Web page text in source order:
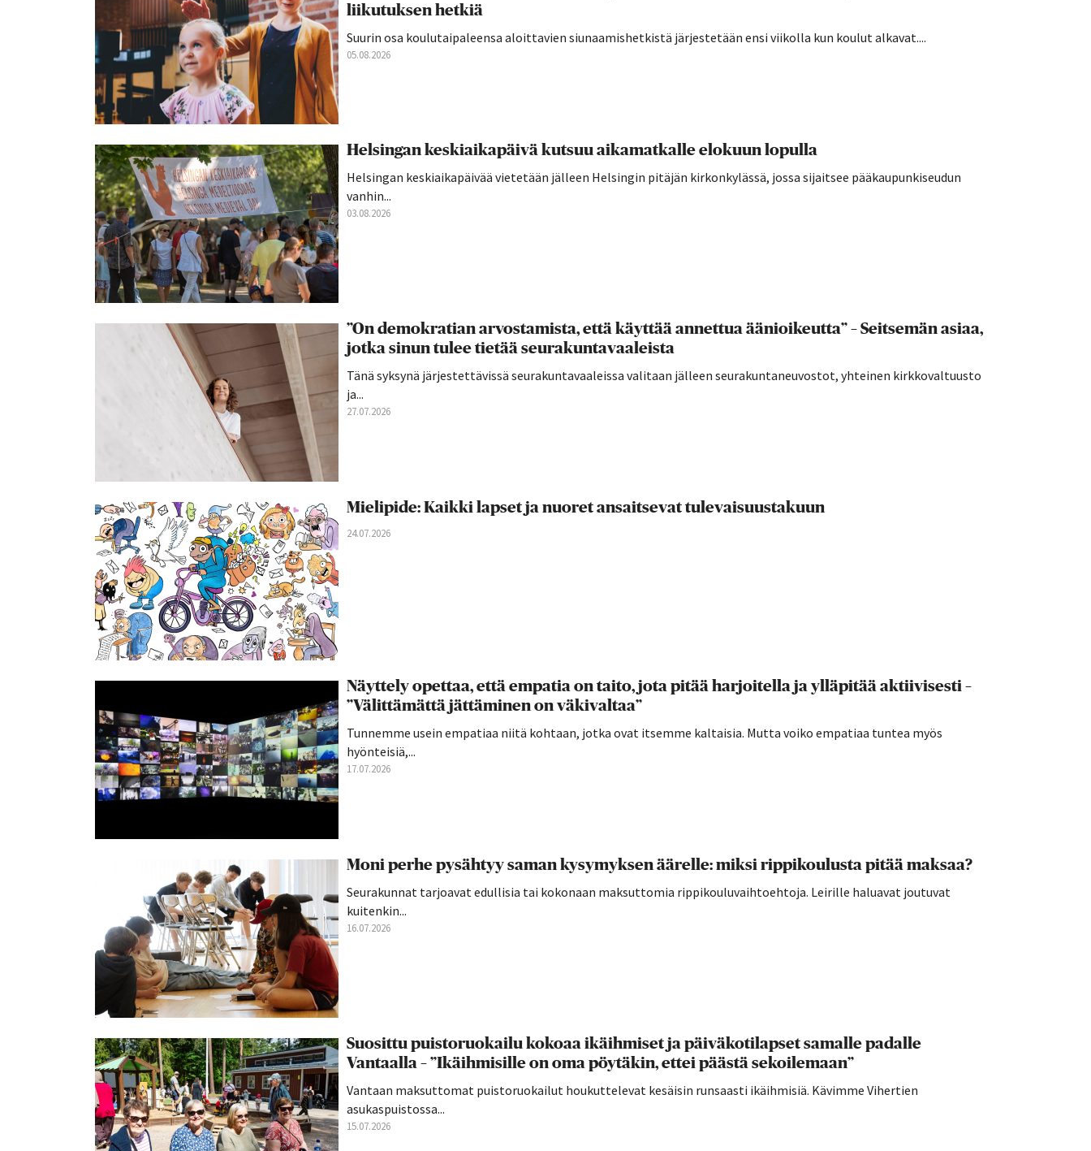
liikutuksen hetkiä
Suurin osa koulutaipaleensa aloittavien siunaamishetkistä järjestetään ensi viikolla kun koulut alkavat....
05.08.2026
Helsingan keskiaikapäivä kutsuu aikamatkalle elokuun lopulla
Helsingan keskiaikapäivää vietetään jälleen Helsingin pitäjän kirkonkylässä, jossa sijaitsee pääkaupunkiseudun
vanhin...
03.08.2026
”On demokratian arvostamista, että käyttää annettua äänioikeutta” – Seitsemän asiaa,
jotka sinun tulee tietää seurakuntavaaleista
Tänä syksynä järjestettävissä seurakuntavaaleissa valitaan jälleen seurakuntaneuvostot, yhteinen kirkkovaltuusto
ja...
27.07.2026
Mielipide: Kaikki lapset ja nuoret ansaitsevat tulevaisuustakuun
24.07.2026
Näyttely opettaa, että empatia on taito, jota pitää harjoitella ja ylläpitää aktiivisesti –
”Välittämättä jättäminen on väkivaltaa”
Tunnemme usein empatiaa niitä kohtaan, jotka ovat itsemme kaltaisia. Mutta voiko empatiaa tuntea myös
hyönteisiä,...
17.07.2026
Moni perhe pysähtyy saman kysymyksen äärelle: miksi rippikoulusta pitää maksaa?
Seurakunnat tarjoavat edullisia tai kokonaan maksuttomia rippikouluvaihtoehtoja. Leirille haluavat joutuvat
kuitenkin...
16.07.2026
Suosittu puistoruokailu kokoaa ikäihmiset ja päiväkotilapset samalle padalle
Vantaalla – ”Ikäihmisille on oma pöytäkin, ettei päästä sekoilemaan”
Vantaan maksuttomat puistoruokailut houkuttelevat kesäisin runsaasti ikäihmisiä. Kävimme Vihertien
asukaspuistossa...
15.07.2026